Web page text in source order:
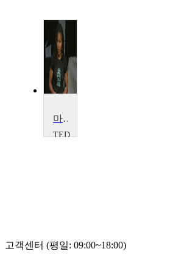
마조라 카터의 도시 재개발 이야기
TED
고객센터 (평일: 09:00~18:00)